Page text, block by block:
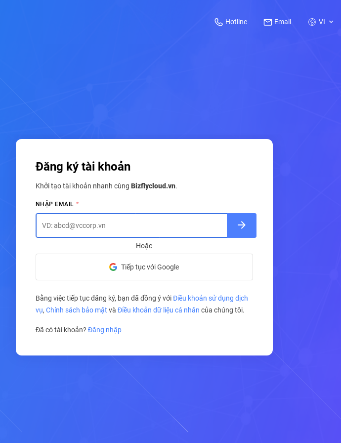
Hotline Email VI
Đăng ký tài khoản
Khởi tạo tài khoản nhanh cùng Bizflycloud.vn.
NHẬP EMAIL
Hoặc
Tiếp tục với Google
Bằng việc tiếp tục đăng ký, bạn đã đồng ý vớiĐiều khoản sử dụng dịch
vụ, Chính sách bảo mật và Điều khoản dữ liệu cá nhân của chúng tôi.
Đã có tài khoản? Đăng nhập